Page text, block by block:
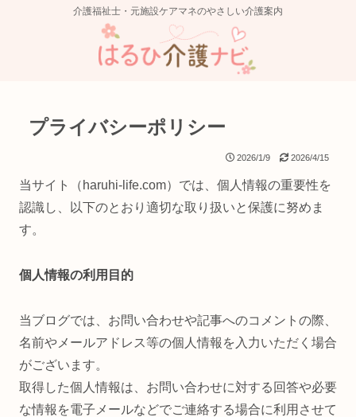
介護福祉士・元施設ケアマネのやさしい介護案内
プライバシーポリシー
2026/1/9 2026/4/15
当サイト（haruhi-life.com）では、個人情報の重要性を
認識し、以下のとおり適切な取り扱いと保護に努めま
す。
個人情報の利用目的
当ブログでは、お問い合わせや記事へのコメントの際、
名前やメールアドレス等の個人情報を入力いただく場合
がございます。
取得した個人情報は、お問い合わせに対する回答や必要
な情報を電子メールなどでご連絡する場合に利用させて